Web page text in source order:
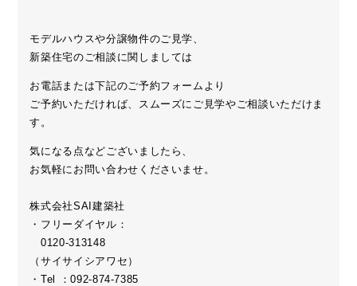
モデルハウスや分譲物件のご見学、
新築住宅のご相談に関しましては
お電話または下記のご予約フォームより
ご予約いただければ、スムーズにご見学やご相談いただけま
す。
気になる点などございましたら、
お気軽にお問い合わせくださいませ。
株式会社SAI建築社
・フリーダイヤル：
0120-313148
（サイサイシアワセ）
・Tel ：092-874-7385